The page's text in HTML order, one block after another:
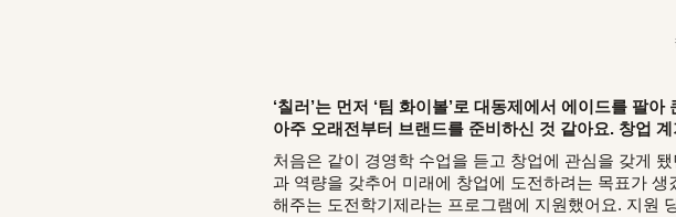
‘칠러’는 먼저 ‘팀 화이볼’로 대동제에서 에이드를 팔
아주 오래전부터 브랜드를 준비하신 것 같아요. 창업
처음은 같이 경영학 수업을 듣고 창업에 관심을 갖게
과 역량을 갖추어 미래에 창업에 도전하려는 목표가
해주는 도전학기제라는 프로그램에 지원했어요. 지원